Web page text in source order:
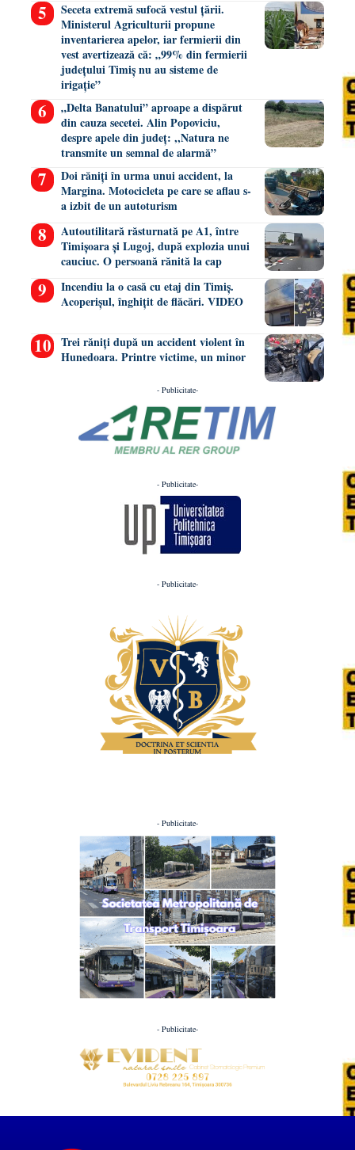
Seceta extremă sufocă vestul țării.
Ministerul Agriculturii propune
inventarierea apelor, iar fermierii din
vest avertizează că: „99% din fermierii
județului Timiș nu au sisteme de
irigație”
„Delta Banatului” aproape a dispărut
din cauza secetei. Alin Popoviciu,
despre apele din județ: ,,Natura ne
transmite un semnal de alarmă”
Doi răniți în urma unui accident, la
Margina. Motocicleta pe care se aflau s-
a izbit de un autoturism
Autoutilitară răsturnată pe A1, între
Timișoara și Lugoj, după explozia unui
cauciuc. O persoană rănită la cap
Incendiu la o casă cu etaj din Timiș.
Acoperișul, înghițit de flăcări. VIDEO
Trei răniți după un accident violent în
Hunedoara. Printre victime, un minor
- Publicitate-
- Publicitate-
- Publicitate-
- Publicitate-
- Publicitate-